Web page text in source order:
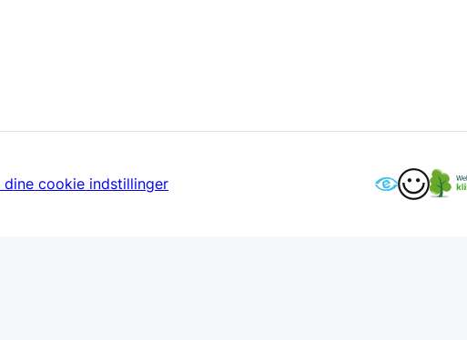
dine cookie indstillinger